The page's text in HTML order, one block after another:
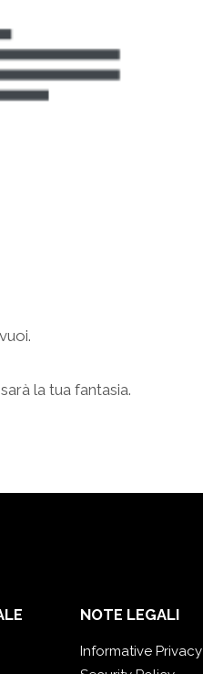
la tua fantasia.
NOTE LEGALI
Informative Privacy